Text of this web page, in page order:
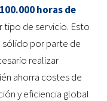
100.000 horas de
tipo de servicio. Esto
sólido por parte de
realizar
ahorra costes de
y eficiencia global